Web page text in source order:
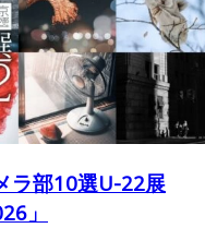
ラ部10選U-22展
」